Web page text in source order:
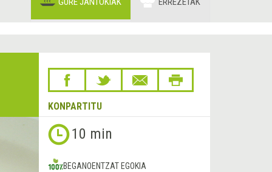
KONPARTITU
10 min
BEGANOENTZAT EGOKIA